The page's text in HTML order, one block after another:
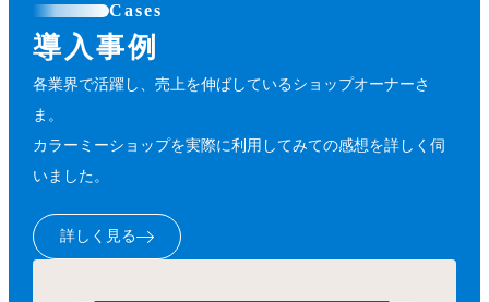
Cases
導入事例
各業界で活躍し、売上を伸ばしているショップオーナーさ
ま。
カラーミーショップを実際に利用してみての感想を詳しく伺
いました。
詳しく見る